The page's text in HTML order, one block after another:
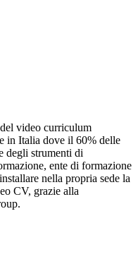
video curriculum
in Italia dove il 60% delle
degli strumenti di
ente di formazione
nella propria sede la
CV, grazie alla